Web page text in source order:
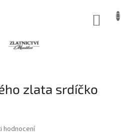
zlata srdíčko
hodnocení